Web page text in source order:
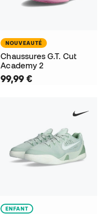
NOUVEAUTÉ
Chaussures G.T. Cut
Academy 2
99,99 €
ENFANT